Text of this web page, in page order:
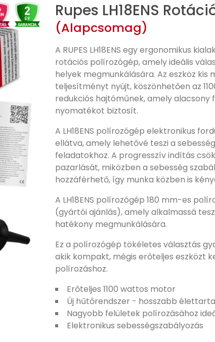
Rupes LH18ENS
(Alapcsomag)
A RUPES LH18ENS egy ergonomikus
rotációs polírozógép, amely ideális
helyek megmunkálására. Az eszköz
teljesítményt nyújt, köszönhetően az
redukciós hajtóműnek, amely alacsony
nyomatékot biztosít.
A LH18ENS polírozógép elektronikus
ellátva, amely lehetővé teszi a
feladatokhoz. A progresszív indítás
pazarlását, miközben a sebesség
hozzáférhető, így munka közben is
A LH18ENS polírozógép 180 mm-es
(gyártói ajánlás), amely alkalmassá
hatékony megmunkálására.
Ez a polírozógép tökéletes választás
akik kompakt, mégis erőteljes eszközt
polírozáshoz.
Erőteljes 1100 wattos motor
Új hűtőrendszer - hosszabb
Nagyobb felületek polírozásához
Elektronikus sebességszabályozás